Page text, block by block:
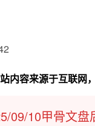
内容来源于互联网
09/10甲骨文